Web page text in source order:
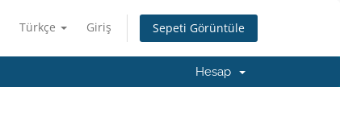
Türkçe Giriş Sepeti Görüntüle
Hesap